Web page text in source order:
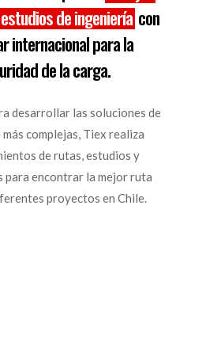
de ingeniería con
internacional para la
de la carga.
desarrollar las soluciones de
complejas, Tiex realiza
de rutas, estudios y
para encontrar la mejor ruta
proyectos en Chile.